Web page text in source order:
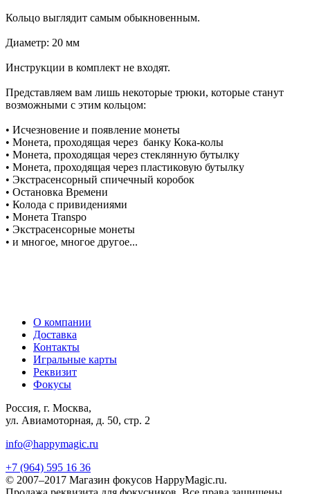
Кольцо выглядит самым обыкновенным.
Диаметр: 20 мм
Инструкции в комплект не входят.
Представляем вам лишь некоторые трюки, которые станут
возможными с этим кольцом:
• Исчезновение и появление монеты
• Монета, проходящая через банку Кока-колы
• Монета, проходящая через стеклянную бутылку
• Монета, проходящая через пластиковую бутылку
• Экстрасенсорный спичечный коробок
• Остановка Времени
• Колода с привидениями
• Монета Transpo
• Экстрасенсорные монеты
• и многое, многое другое...
О компании
Доставка
Контакты
Игральные карты
Реквизит
Фокусы
Россия, г. Москва,
ул. Авиамоторная, д. 50, стр. 2
info@happymagic.ru
+7 (964) 595 16 36
© 2007–2017 Магазин фокусов HappyMagic.ru.